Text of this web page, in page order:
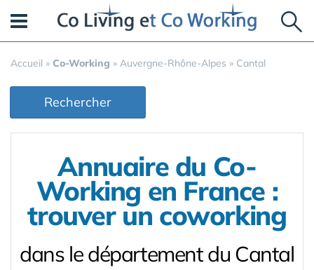
Accueil » Co-Working » Auvergne-Rhône-Alpes » Cantal
Rechercher
Annuaire du Co-
Working en France :
trouver un coworking
dans le département du Cantal
Panneau de gestion des cookies